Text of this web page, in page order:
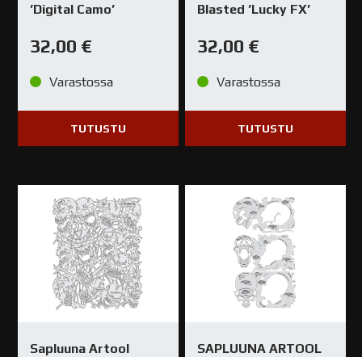
’Digital Camo’
32,00 €
Varastossa
TUTUSTU
Blasted ’Lucky FX’
32,00 €
Varastossa
TUTUSTU
Sapluuna Artool SAPLUUNA ARTOOL